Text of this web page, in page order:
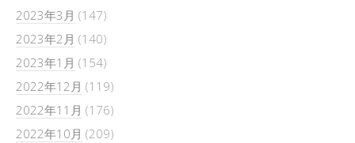
2023年3月 (147)
2023年2月 (140)
2023年1月 (154)
2022年12月 (119)
2022年11月 (176)
2022年10月 (209)